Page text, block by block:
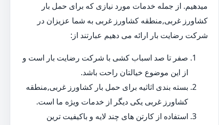
میدهیم. از جمله خدمات مورد نیازی که برای حمل بار
کشاورز غربی,منطقه کشاورز غربی به شما عزیزان در
شرکت رضایت بار ارائه می دهیم عبارتند از:
صفر تا صد اسباب کشی با شرکت رضایت بار است و
از این موضوع خیالتان راحت باشد.
بسته بندی اثاثیه برای حمل بار کشاورز غربی,منطقه
کشاورز غربی یکی دیگر از خدمات ویژه ما است.
استفاده از کارتن های چند لایه و باکیفیت ترین